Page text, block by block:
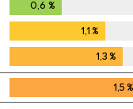
0,6 %
1,1%
1,3%
1,5%